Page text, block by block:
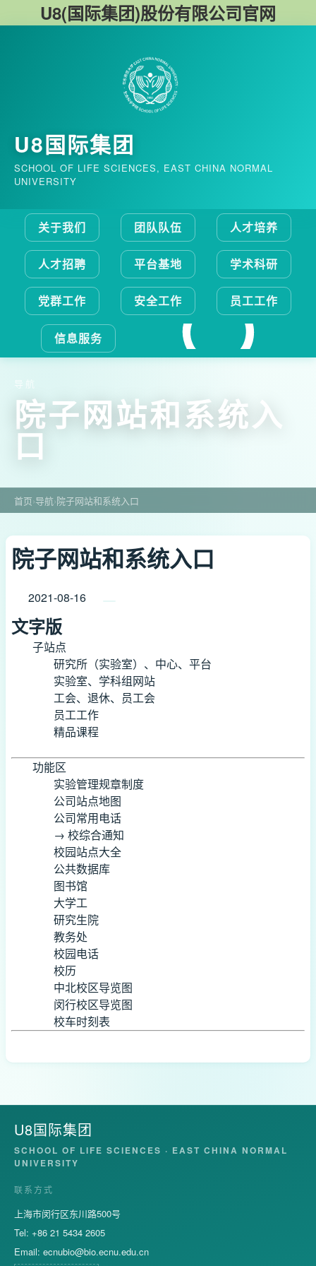
U8(国际集团)股份有限公司官网
U8国际集团
SCHOOL OF LIFE SCIENCES, EAST CHINA NORMAL
UNIVERSITY
关于我们 团队队伍 人才培养
人才招聘 平台基地 学术科研
党群工作 安全工作 员工工作
信息服务
导航
院子网站和系统入
口
首页›导航›院子网站和系统入口
院子网站和系统入口
2021-08-16
文字版
子站点
研究所（实验室）、中心、平台
实验室、学科组网站
工会、退休、员工会
员工工作
精品课程
功能区
实验管理规章制度
公司站点地图
公司常用电话
→ 校综合通知
校园站点大全
公共数据库
图书馆
大学工
研究生院
教务处
校园电话
校历
中北校区导览图
闵行校区导览图
校车时刻表
U8国际集团
SCHOOL OF LIFE SCIENCES · EAST CHINA NORMAL
UNIVERSITY
联系方式
上海市闵行区东川路500号
Tel: +86 21 5434 2605
Email: ecnubio@bio.ecnu.edu.cn